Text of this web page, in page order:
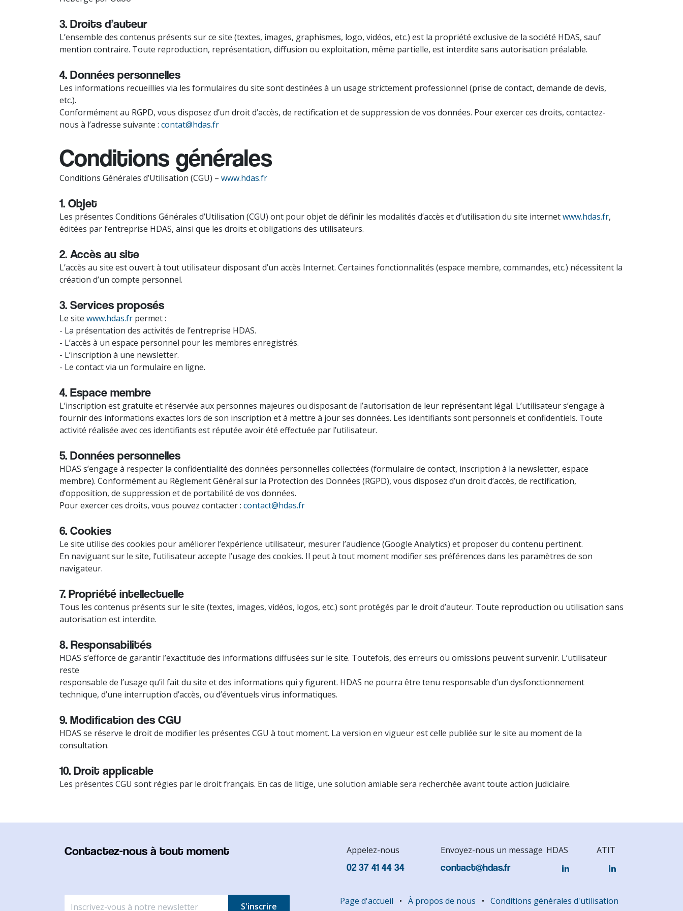
3. Droits d’auteur
L’ensemble des contenus présents sur ce site (textes, images, graphismes, logo, vidéos, etc.) est la propriété exclusive de la société HDAS, sauf
mention contraire. Toute reproduction, représentation, diffusion ou exploitation, même partielle, est interdite sans autorisation préalable.
4. Données personnelles
Les informations recueillies via les formulaires du site sont destinées à un usage strictement professionnel (prise de contact, demande de devis,
etc.).
Conformément au RGPD, vous disposez d’un droit d’accès, de rectification et de suppression de vos données. Pour exercer ces droits, contactez-
nous à l’adresse suivante : contat@hdas.fr
Conditions générales
Conditions Générales d’Utilisation (CGU) – www.hdas.fr
1. Objet
Les présentes Conditions Générales d’Utilisation (CGU) ont pour objet de définir les modalités d’accès et d’utilisation du site internetwww.hdas.fr,
éditées par l’entreprise HDAS, ainsi que les droits et obligations des utilisateurs.
2. Accès au site
L’accès au site est ouvert à tout utilisateur disposant d’un accès Internet. Certaines fonctionnalités (espace membre, commandes, etc.) nécessitent la
création d’un compte personnel.
3. Services proposés
Le site www.hdas.fr permet :
- La présentation des activités de l’entreprise HDAS.
- L’accès à un espace personnel pour les membres enregistrés.
- L’inscription à une newsletter.
- Le contact via un formulaire en ligne.
4. Espace membre
L’inscription est gratuite et réservée aux personnes majeures ou disposant de l’autorisation de leur représentant légal. L’utilisateur s’engage à
fournir des informations exactes lors de son inscription et à mettre à jour ses données. Les identifiants sont personnels et confidentiels. Toute
activité réalisée avec ces identifiants est réputée avoir été effectuée par l’utilisateur.
5. Données personnelles
HDAS s’engage à respecter la confidentialité des données personnelles collectées (formulaire de contact, inscription à la newsletter, espace
membre). Conformément au Règlement Général sur la Protection des Données (RGPD), vous disposez d’un droit d’accès, de rectification,
d’opposition, de suppression et de portabilité de vos données.
Pour exercer ces droits, vous pouvez contacter : contact@hdas.fr
6. Cookies
Le site utilise des cookies pour améliorer l’expérience utilisateur, mesurer l’audience (Google Analytics) et proposer du contenu pertinent.
En naviguant sur le site, l’utilisateur accepte l’usage des cookies. Il peut à tout moment modifier ses préférences dans les paramètres de son
navigateur.
7. Propriété intellectuelle
Tous les contenus présents sur le site (textes, images, vidéos, logos, etc.) sont protégés par le droit d’auteur. Toute reproduction ou utilisation sans
autorisation est interdite.
8. Responsabilités
HDAS s’efforce de garantir l’exactitude des informations diffusées sur le site. Toutefois, des erreurs ou omissions peuvent survenir. L’utilisateur
reste
responsable de l’usage qu’il fait du site et des informations qui y figurent. HDAS ne pourra être tenu responsable d’un dysfonctionnement
technique, d’une interruption d’accès, ou d’éventuels virus informatiques.
9. Modification des CGU
HDAS se réserve le droit de modifier les présentes CGU à tout moment. La version en vigueur est celle publiée sur le site au moment de la
consultation.
10. Droit applicable
Les présentes CGU sont régies par le droit français. En cas de litige, une solution amiable sera recherchée avant toute action judiciaire.
Contactez-nous à tout moment Appelez-nous
02 37 41 44 34
Page d'accueil • À propos de nous • Conditions générales d'utilisation
S'inscrire
ATIT
HDAS
Envoyez-nous un message
contact@hdas.fr